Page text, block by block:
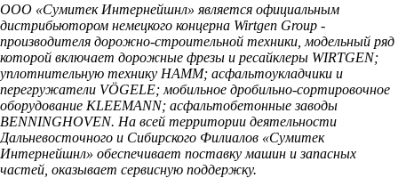
ООО «Сумитек Интернейшнл» является официальным
дистрибьютором немецкого концерна Wirtgen Group -
производителя дорожно-строительной техники, модельный ряд
которой включает дорожные фрезы и ресайклеры WIRTGEN;
уплотнительную технику HAMM; асфальтоукладчики и
перегружатели VÖGELE; мобильное дробильно-сортировочное
оборудование KLEEMANN; асфальтобетонные заводы
BENNINGHOVEN. На всей территории деятельности
Дальневосточного и Сибирского Филиалов «Сумитек
Интернейшнл» обеспечивает поставку машин и запасных
частей, оказывает сервисную поддержку.